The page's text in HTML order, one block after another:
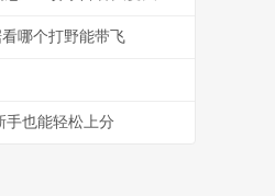
哪个打野能带飞
手也能轻松上分